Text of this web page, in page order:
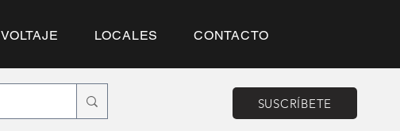
VOLTAJE LOCALES CONTACTO
SUSCRÍBETE